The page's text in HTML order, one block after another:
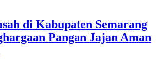
di Kabupaten Semarang
Pangan Jajan Aman